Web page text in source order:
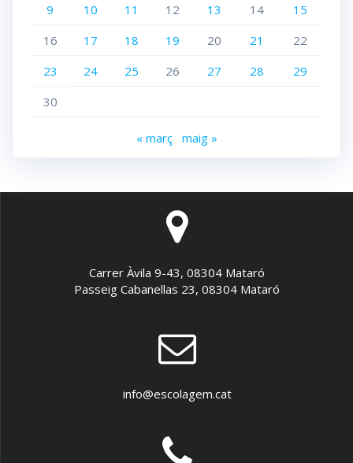
9
10 11 12 13 14
15
16
17 18 19 20 21
22
23
24 25 26 27 28
29
30
« març maig »
Carrer Àvila 9-43, 08304 Mataró
Passeig Cabanellas 23, 08304 Mataró
info@escolagem.cat